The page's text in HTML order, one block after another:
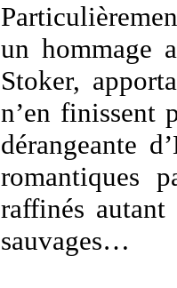
un hommage
Stoker,
n’en finissent
dérangeante
romantiques
raffinés
sauvages…